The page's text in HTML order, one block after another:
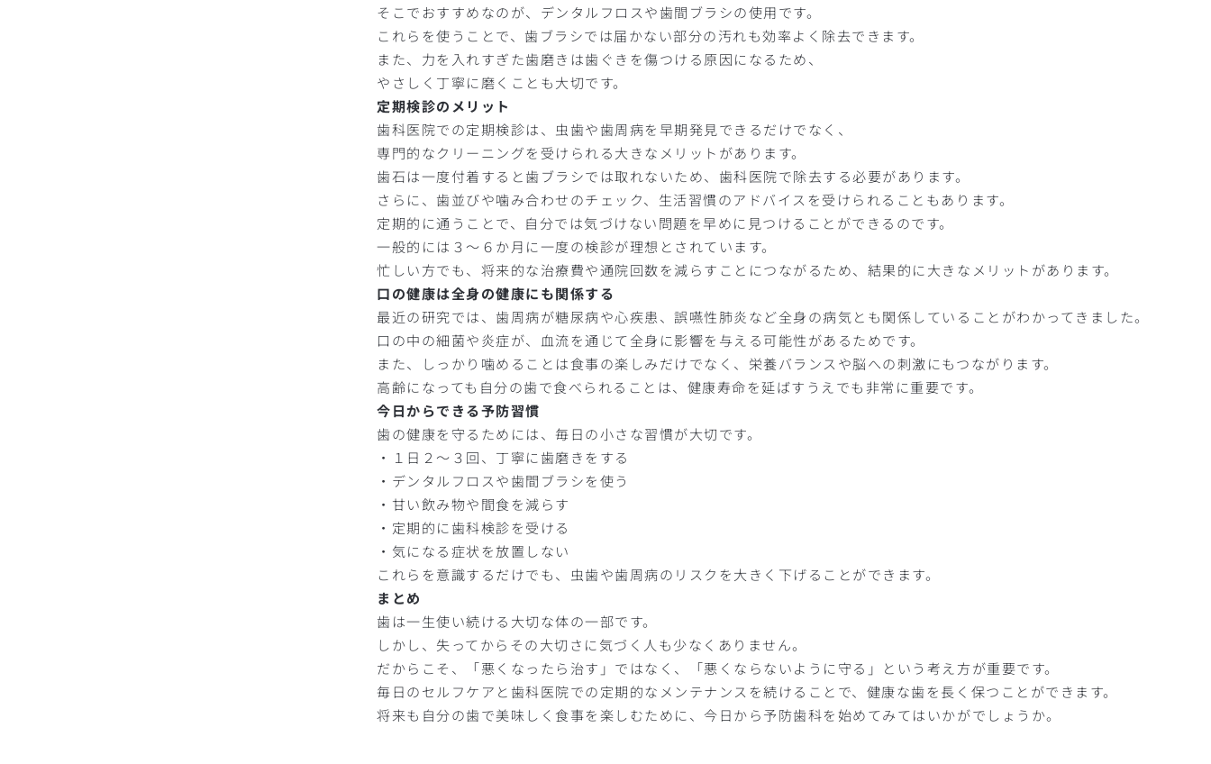
そこでおすすめなのが、デンタルフロスや歯間ブラシの使用です。
これらを使うことで、歯ブラシでは届かない部分の汚れも効率よく除去できます。
また、力を入れすぎた歯磨きは歯ぐきを傷つける原因になるため、
やさしく丁寧に磨くことも大切です。
定期検診のメリット
歯科医院での定期検診は、虫歯や歯周病を早期発見できるだけでなく、
専門的なクリーニングを受けられる大きなメリットがあります。
歯石は一度付着すると歯ブラシでは取れないため、歯科医院で除去する必要があります。
さらに、歯並びや噛み合わせのチェック、生活習慣のアドバイスを受けられることもあります。
定期的に通うことで、自分では気づけない問題を早めに見つけることができるのです。
一般的には３〜６か月に一度の検診が理想とされています。
忙しい方でも、将来的な治療費や通院回数を減らすことにつながるため、結果的に大きなメリットがあります。
口の健康は全身の健康にも関係する
最近の研究では、歯周病が糖尿病や心疾患、誤嚥性肺炎など全身の病気とも関係していることがわかってきました。
口の中の細菌や炎症が、血流を通じて全身に影響を与える可能性があるためです。
また、しっかり噛めることは食事の楽しみだけでなく、栄養バランスや脳への刺激にもつながります。
高齢になっても自分の歯で食べられることは、健康寿命を延ばすうえでも非常に重要です。
今日からできる予防習慣
歯の健康を守るためには、毎日の小さな習慣が大切です。
・１日２〜３回、丁寧に歯磨きをする
・デンタルフロスや歯間ブラシを使う
・甘い飲み物や間食を減らす
・定期的に歯科検診を受ける
・気になる症状を放置しない
これらを意識するだけでも、虫歯や歯周病のリスクを大きく下げることができます。
まとめ
歯は一生使い続ける大切な体の一部です。
しかし、失ってからその大切さに気づく人も少なくありません。
だからこそ、「悪くなったら治す」ではなく、「悪くならないように守る」という考え方が重要です。
毎日のセルフケアと歯科医院での定期的なメンテナンスを続けることで、健康な歯を長く保つことができます。
将来も自分の歯で美味しく食事を楽しむために、今日から予防歯科を始めてみてはいかがでしょうか。